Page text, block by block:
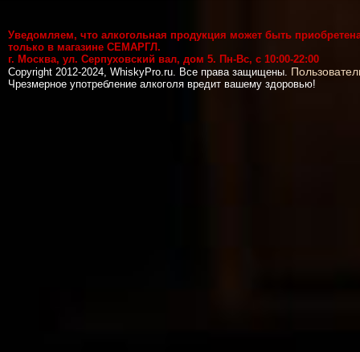
Уведомляем, что алкогольная продукция может быть
только в магазине СЕМАРГЛ.
г. Москва, ул. Серпуховский вал, дом 5. Пн-Вс, с 10:00-22:00
Copyright 2012-2024, WhiskyPro.ru. Все права защищены.
Чрезмерное употребление алкоголя вредит вашему здоровью!